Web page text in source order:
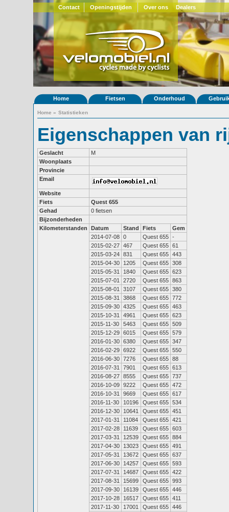
Contact Openingstijden Over ons Dealers
Home Fietsen Onderhoud
Home » Statistieken
Eigenschappen van
Geslacht
M
Woonplaats
Provincie
Email
Website
Fiets
Quest 655
Gehad
0 fietsen
Bijzonderheden
Kilometerstanden
Datum Stand Fiets
Gem
2014-07-08 0 Quest 655 -
2015-02-27 467 Quest 655 61
2015-03-24 831 Quest 655 443
2015-04-30
1205 Quest 655 308
2015-05-31
1840 Quest 655 623
2015-07-01
2720 Quest 655 863
2015-08-01
3107 Quest 655 380
2015-08-31
3868 Quest 655 772
2015-09-30 4325 Quest 655 463
2015-10-31
4961 Quest 655 623
2015-11-30
5463 Quest 655 509
2015-12-29 6015 Quest 655 579
2016-01-30 6380 Quest 655 347
2016-02-29 6922 Quest 655 550
2016-06-30 7276 Quest 655 88
2016-07-31
7901 Quest 655 613
2016-08-27 8555 Quest 655 737
2016-10-09 9222 Quest 655 472
2016-10-31
9669 Quest 655 617
2016-11-30
10196 Quest 655 534
2016-12-30
10641 Quest 655 451
2017-01-31
11084 Quest 655 421
2017-02-28
11639 Quest 655 603
2017-03-31
12539 Quest 655 884
2017-04-30
13023 Quest 655 491
2017-05-31
13672 Quest 655 637
2017-06-30
14257 Quest 655 593
2017-07-31
14687 Quest 655 422
2017-08-31
15699 Quest 655 993
2017-09-30
16139 Quest 655 446
2017-10-28
16517 Quest 655 411
2017-11-30
17001 Quest 655 446